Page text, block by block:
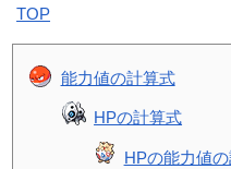
TOP
能力値の計算式
HPの計算式
HPの能力値